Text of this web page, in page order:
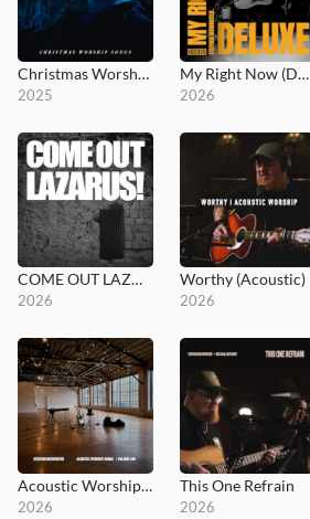
Christmas Worship Songs
2025
My Right Now (Deluxe)
2026
COME OUT LAZARUS!
2026
Worthy (Acoustic)
2026
Acoustic Worship Songs (Vol. 1)
2026
This One Refrain
2026